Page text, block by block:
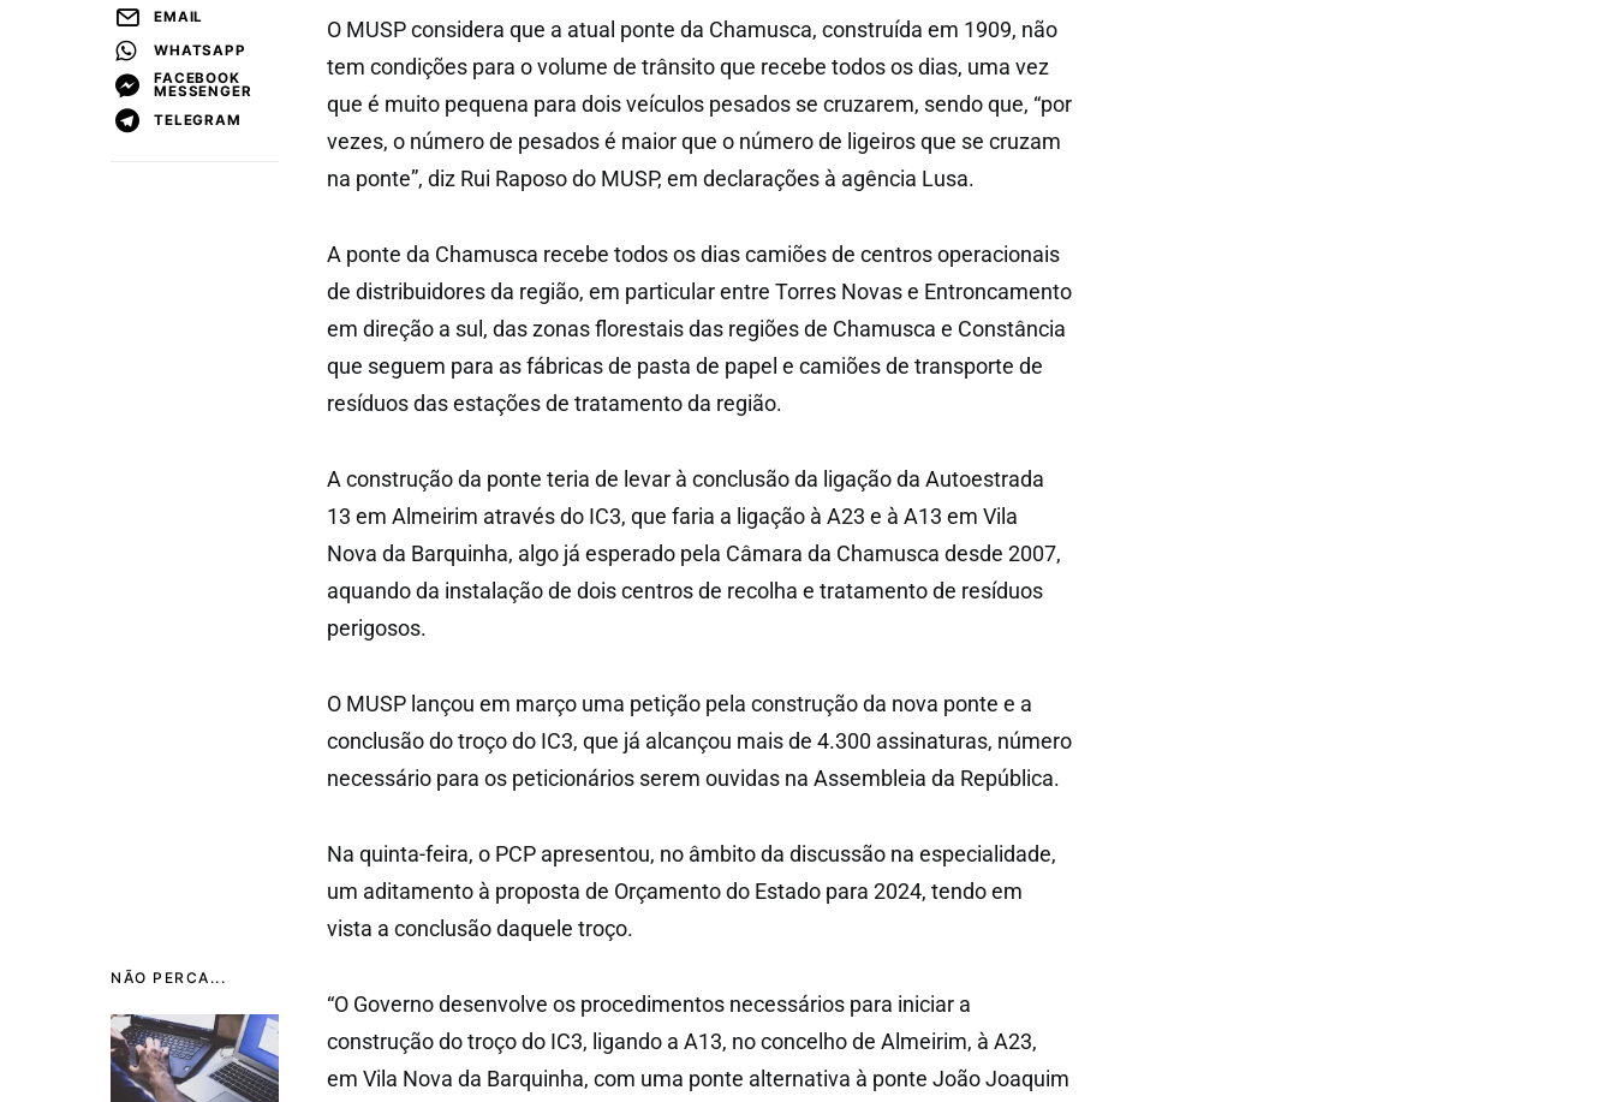
NÃO PERCA...
EMAIL
WHATSAPP
FACEBOOK
MESSENGER
TELEGRAM
O MUSP considera que a atual ponte da Chamusca, construída em 1909, não
tem condições para o volume de trânsito que recebe todos os dias, uma vez
que é muito pequena para dois veículos pesados se cruzarem, sendo que, “por
vezes, o número de pesados é maior que o número de ligeiros que se cruzam
na ponte”, diz Rui Raposo do MUSP, em declarações à agência Lusa.
A ponte da Chamusca recebe todos os dias camiões de centros operacionais
de distribuidores da região, em particular entre Torres Novas e Entroncamento
em direção a sul, das zonas florestais das regiões de Chamusca e Constância
que seguem para as fábricas de pasta de papel e camiões de transporte de
resíduos das estações de tratamento da região.
A construção da ponte teria de levar à conclusão da ligação da Autoestrada
13 em Almeirim através do IC3, que faria a ligação à A23 e à A13 em Vila
Nova da Barquinha, algo já esperado pela Câmara da Chamusca desde 2007,
aquando da instalação de dois centros de recolha e tratamento de resíduos
perigosos.
O MUSP lançou em março uma petição pela construção da nova ponte e a
conclusão do troço do IC3, que já alcançou mais de 4.300 assinaturas, número
necessário para os peticionários serem ouvidas na Assembleia da República.
Na quinta-feira, o PCP apresentou, no âmbito da discussão na especialidade,
um aditamento à proposta de Orçamento do Estado para 2024, tendo em
vista a conclusão daquele troço.
“O Governo desenvolve os procedimentos necessários para iniciar a
construção do troço do IC3, ligando a A13, no concelho de Almeirim, à A23,
em Vila Nova da Barquinha, com uma ponte alternativa à ponte João Joaquim